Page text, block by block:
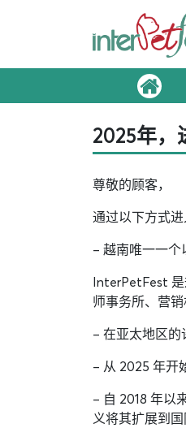
2025年，
尊敬的顾客，
通过以下方式
– 越南唯一一
InterPetFest 是
师事务所、营
– 在亚太地区的
– 从 2025 年开
– 自 2018 年以
义将其扩展到国